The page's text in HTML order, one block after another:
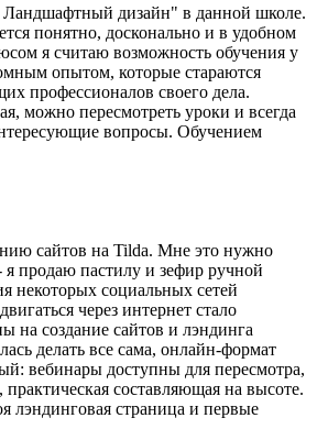
дизайн" в данной школе.
понятно, досконально и в удобном
я считаю возможность обучения у
опытом, которые стараются
профессионалов своего дела.
можно пересмотреть уроки и всегда
вопросы. Обучением
сайтов на Tilda. Мне это нужно
я продаю пастилу и зефир ручной
некоторых социальных сетей
через интернет стало
на создание сайтов и лэндинга
делать все сама, онлайн-формат
вебинары доступны для пересмотра,
практическая составляющая на высоте.
лэндинговая страница и первые